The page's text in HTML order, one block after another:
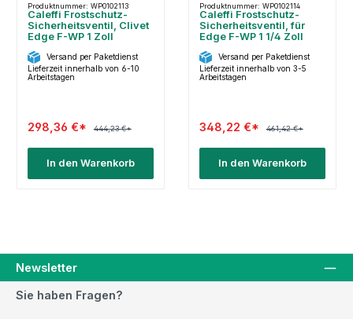
Produktnummer: WP0102113
Caleffi Frostschutz-
Sicherheitsventil, Clivet
Edge F-WP 1 Zoll
Versand per Paketdienst
Lieferzeit innerhalb von 6-10
Arbeitstagen
298,36 €* 444,23 €*
In den Warenkorb
Produktnummer: WP0102114
Caleffi Frostschutz-
Sicherheitsventil, für
Edge F-WP 1 1/4 Zoll
Versand per Paketdienst
Lieferzeit innerhalb von 3-5
Arbeitstagen
348,22 €* 461,42 €*
In den Warenkorb
Newsletter
Sie haben Fragen?